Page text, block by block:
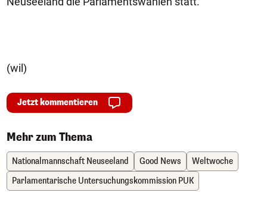
(wil)
Jetzt kommentieren
Mehr zum Thema
Nationalmannschaft Neuseeland Good News
Weltwoche
Parlamentarische Untersuchungskommission PUK